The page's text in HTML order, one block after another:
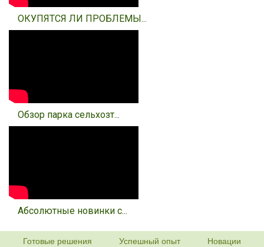
ОКУПЯТСЯ ЛИ ПРОБЛЕМЫ...
Обзор парка сельхозт...
Абсолютные новинки с...
Готовые решения Успешный опыт Новации